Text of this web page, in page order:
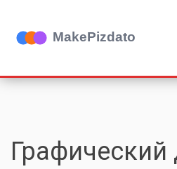
Графический